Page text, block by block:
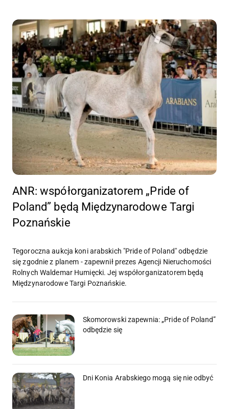
ANR: współorganizatorem „Pride of
Poland” będą Międzynarodowe Targi
Poznańskie
Tegoroczna aukcja koni arabskich "Pride of Poland" odbędzie
się zgodnie z planem - zapewnił prezes Agencji Nieruchomości
Rolnych Waldemar Humięcki. Jej współorganizatorem będą
Międzynarodowe Targi Poznańskie.
Skomorowski zapewnia: „Pride of Poland”
odbędzie się
Dni Konia Arabskiego mogą się nie odbyć